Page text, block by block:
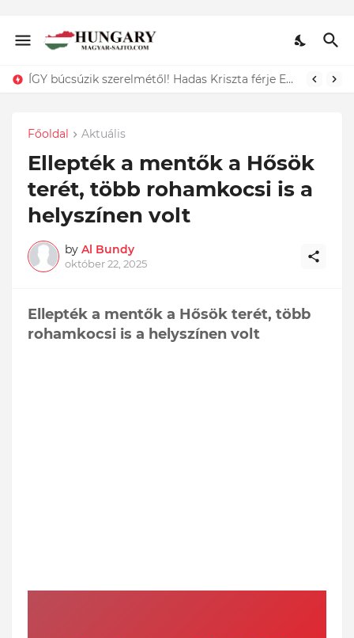
ÍGY búcsúzik szerelmétől! Hadas Kriszta férje EZT tette közzé
Főoldal Aktuális
Ellepték a mentők a Hősök
terét, több rohamkocsi is a
helyszínen volt
by Al Bundy
október 22, 2025
Ellepték a mentők a Hősök terét, több
rohamkocsi is a helyszínen volt